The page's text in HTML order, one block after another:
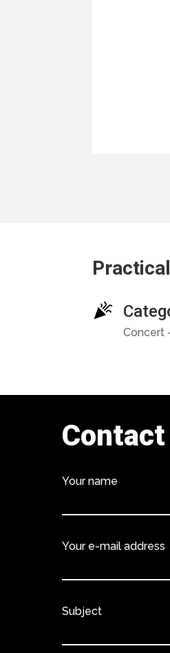
Concert
Contact
Your name
Your e-mail address
Subject